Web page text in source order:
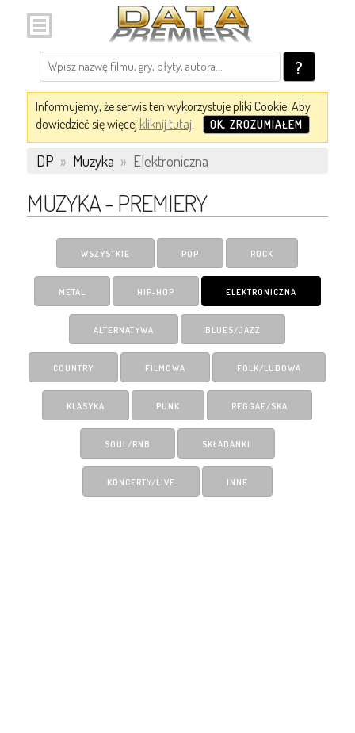
?
Informujemy, że serwis ten wykorzystuje pliki Cookie. Aby
dowiedzieć się więcej kliknij tutaj. OK, ZROZUMIAŁEM
DP » Muzyka » Elektroniczna
MUZYKA - PREMIERY
WSZYSTKIE POP ROCK
METAL HIP-HOP ELEKTRONICZNA
ALTERNATYWA BLUES/JAZZ
COUNTRY FILMOWA FOLK/LUDOWA
KLASYKA PUNK REGGAE/SKA
SOUL/RNB SKŁADANKI
KONCERTY/LIVE INNE